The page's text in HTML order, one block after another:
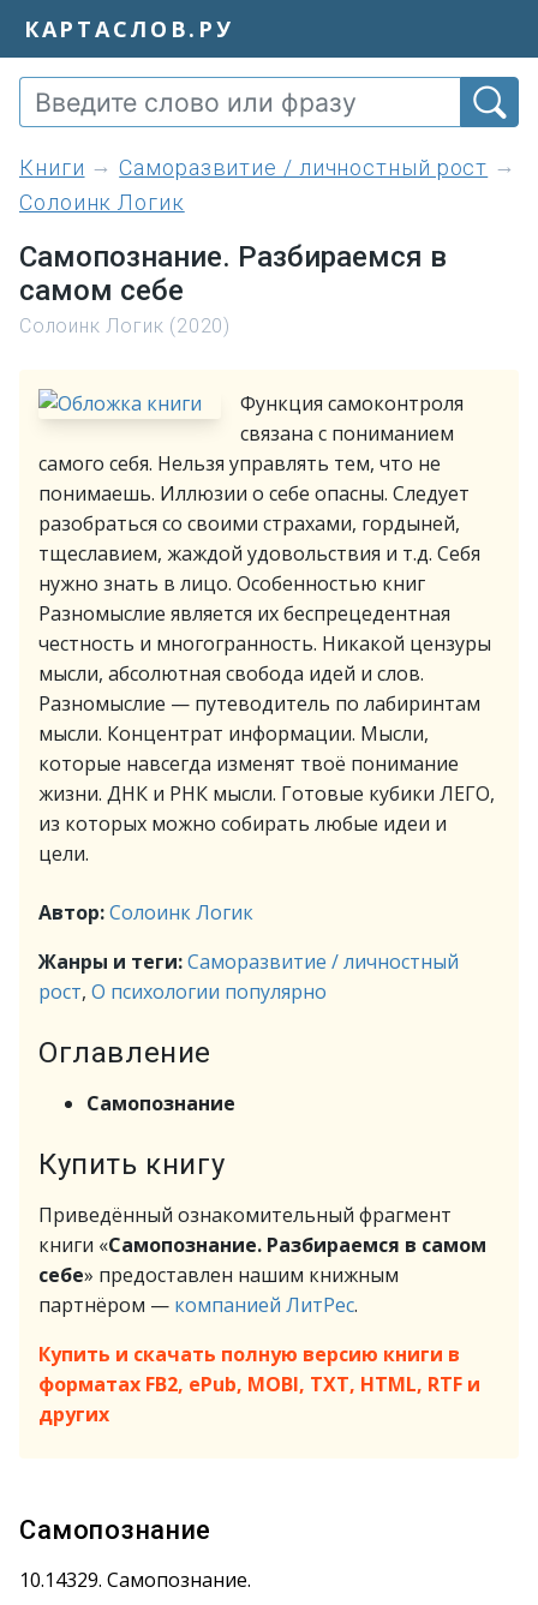
КАРТАСЛОВ.РУ
книги
Саморазвитие / личностный рост
Солоинк Логик
Самопознание. Разбираемся в
самом себе
Солоинк Логик (2020)
Функция самоконтроля
связана с пониманием
самого себя. Нельзя управлять тем, что не
понимаешь. Иллюзии о себе опасны. Следует
разобраться со своими страхами, гордыней,
тщеславием, жаждой удовольствия и т.д. Себя
нужно знать в лицо. Особенностью книг
Разномыслие является их беспрецедентная
честность и многогранность. Никакой цензуры
мысли, абсолютная свобода идей и слов.
Разномыслие — путеводитель по лабиринтам
мысли. Концентрат информации. Мысли,
которые навсегда изменят твоё понимание
жизни. ДНК и РНК мысли. Готовые кубики ЛЕГО,
из которых можно собирать любые идеи и
цели.
Автор:Солоинк Логик
Жанры и теги:Саморазвитие / личностный
рост, О психологии популярно
Оглавление
Самопознание
Купить книгу
Приведённый ознакомительный фрагмент
книги «Самопознание. Разбираемся в самом
себе» предоставлен нашим книжным
партнёром — компанией ЛитРес.
Купить и скачать полную версию книги в
форматах FB2, ePub, MOBI, TXT, HTML, RTF и
других
Самопознание
10.14329. Самопознание.